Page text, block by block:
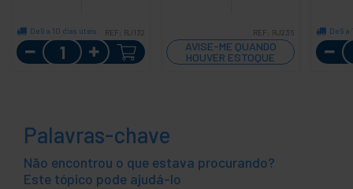
De 9 a 10 dias úteis REF: RJ132
Quantidade
REF: RJ235
AVISE-ME QUANDO
HOUVER ESTOQUE
De 9
Palavras-chave
Não encontrou o que estava procurando?
Este tópico pode ajudá-lo